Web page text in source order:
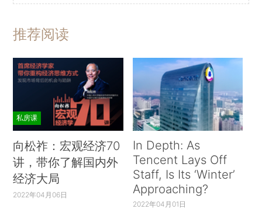
推荐阅读
私房课
向松祚：宏观经济70
讲，带你了解国内外
经济大局
2022年04月06日
In Depth: As
Tencent Lays Off
Staff, Is Its ‘Winter’
Approaching?
2022年04月01日